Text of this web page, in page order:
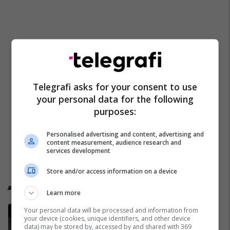
Trend Telegrafi
Sllovenët zbulojnë se sa do të
fitojë Vincic për gjykimin e finales
Telegrafi asks for your consent to use
your personal data for the following
purposes:
Personalised advertising and content, advertising and
content measurement, audience research and
services development
Store and/or access information on a device
Learn more
Your personal data will be processed and information from
your device (cookies, unique identifiers, and other device
data) may be stored by, accessed by and shared with 369